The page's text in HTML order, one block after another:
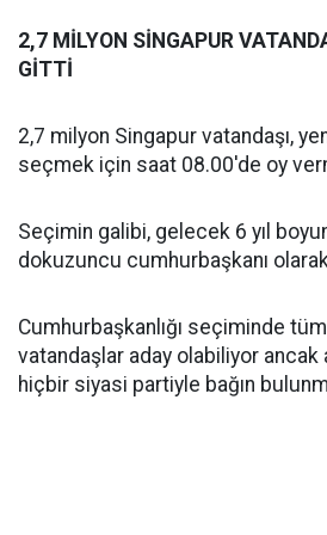
2,7 MİLYON SİNGAPUR
GİTTİ
2,7 milyon Singapur vatandaşı,
seçmek için saat 08.00'de oy
Seçimin galibi, gelecek 6 yıl
dokuzuncu cumhurbaşkanı
Cumhurbaşkanlığı seçiminde
vatandaşlar aday olabiliyor ancak
hiçbir siyasi partiyle bağın